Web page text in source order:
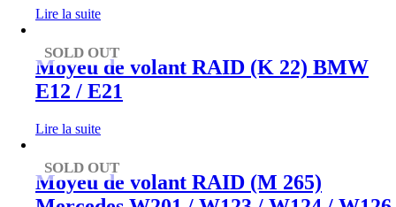
Lire la suite
SOLD OUT
Moyeu de volant RAID (K 22) BMW
E12 / E21
Lire la suite
SOLD OUT
Moyeu de volant RAID (M 265)